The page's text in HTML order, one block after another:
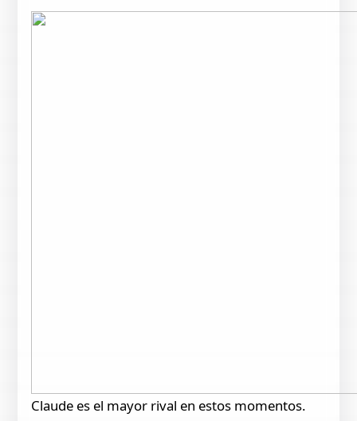
Claude es el mayor rival en estos momentos.